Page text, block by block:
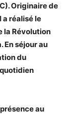
Originaire de
a réalisé le
la Révolution
En séjour au
du
au